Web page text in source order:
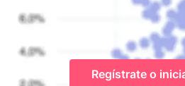
Regístrate o